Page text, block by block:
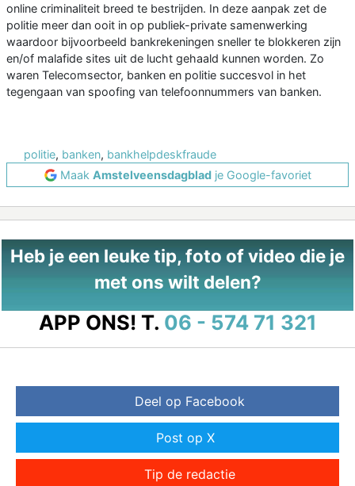
online criminaliteit breed te bestrijden. In deze aanpak zet de
politie meer dan ooit in op publiek-private samenwerking
waardoor bijvoorbeeld bankrekeningen sneller te blokkeren zijn
en/of malafide sites uit de lucht gehaald kunnen worden. Zo
waren Telecomsector, banken en politie succesvol in het
tegengaan van spoofing van telefoonnummers van banken.
politie, banken, bankhelpdeskfraude
Maak Amstelveensdagbladje Google-favoriet
Heb je een leuke tip, foto of video die je
met ons wilt delen?
APP ONS! T. 06 - 574 71 321
Deel op Facebook
Post op X
Tip de redactie